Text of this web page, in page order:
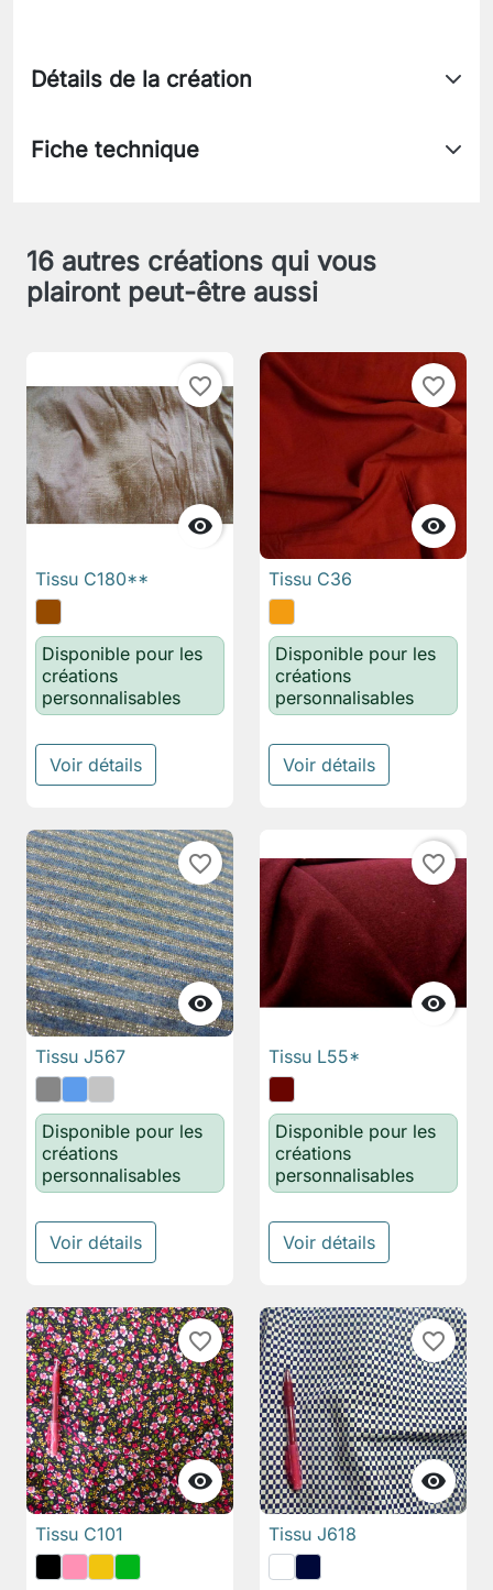
Détails de la création
Fiche technique
16 autres créations qui vous
plairont peut-être aussi

favorite_border
Tissu C180**
Disponible pour les
créations
personnalisables
Voir détails

favorite_border
Tissu C36
Disponible pour les
créations
personnalisables
Voir détails

favorite_border
Tissu J567
Disponible pour les
créations
personnalisables
Voir détails

favorite_border
Tissu L55*
Disponible pour les
créations
personnalisables
Voir détails

favorite_border
Tissu C101

favorite_border
Tissu J618